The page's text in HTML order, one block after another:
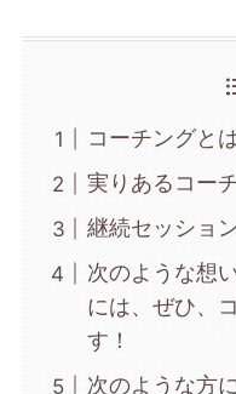
コーチングと
実りあるコー
継続セッショ
次のような想
には、ぜひ、
す！
次のような方